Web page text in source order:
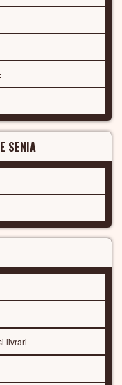
SENIA
livrari